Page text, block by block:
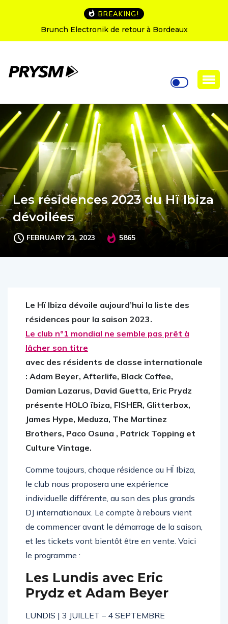
BREAKING!
Brunch Electronik de retour à Bordeaux
Les résidences 2023 du Hï Ibiza
dévoilées
FEBRUARY 23, 2023 5865
Le Hï Ibiza dévoile aujourd’hui la liste des
résidences pour la saison 2023.
Le club n°1 mondial ne semble pas prêt à
lâcher son titre
avec des résidents de classe internationale
: Adam Beyer, Afterlife, Black Coffee,
Damian Lazarus, David Guetta, Eric Prydz
présente HOLO ïbiza, FISHER, Glitterbox,
James Hype, Meduza, The Martinez
Brothers, Paco Osuna , Patrick Topping et
Culture Vintage.
Comme toujours, chaque résidence au HÏ Ibiza,
le club nous proposera une expérience
individuelle différente, au son des plus grands
DJ internationaux. Le compte à rebours vient
de commencer avant le démarrage de la saison,
et les tickets vont bientôt être en vente. Voici
le programme :
Les Lundis avec Eric
Prydz et Adam Beyer
LUNDIS | 3 JUILLET – 4 SEPTEMBRE